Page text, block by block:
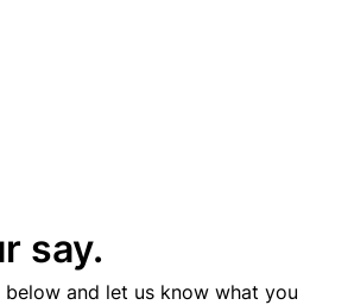
say.
below and let us know what you